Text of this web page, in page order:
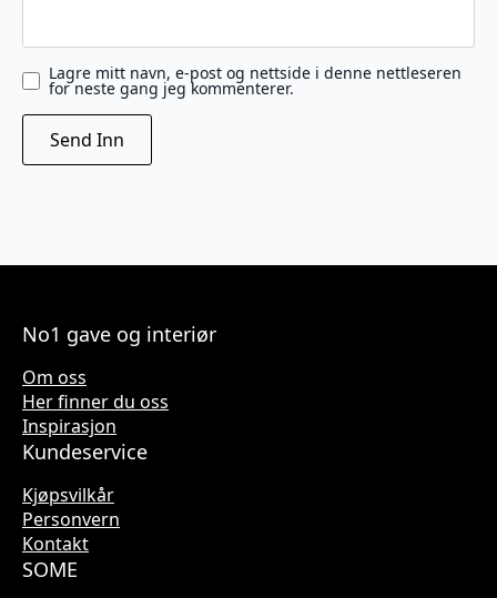
Lagre mitt navn, e-post og nettside i denne nettleseren
for neste gang jeg kommenterer.
No1 gave og interiør
Om oss
Her finner du oss
Inspirasjon
Kundeservice
Kjøpsvilkår
Personvern
Kontakt
SOME